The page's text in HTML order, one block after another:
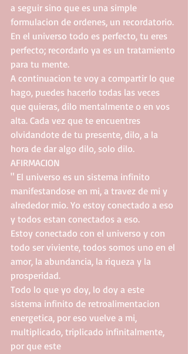
a seguir sino que es una simple
formulacion de ordenes, un recordatorio.
En el universo todo es perfecto, tu eres
perfecto; recordarlo ya es un tratamiento
para tu mente.
A continuacion te voy a compartir lo que
hago, puedes hacerlo todas las veces
que quieras, dilo mentalmente o en vos
alta. Cada vez que te encuentres
olvidandote de tu presente, dilo, a la
hora de dar algo dilo, solo dilo.
AFIRMACION
" El universo es un sistema infinito
manifestandose en mi, a travez de mi y
alrededor mio. Yo estoy conectado a eso
y todos estan conectados a eso.
Estoy conectado con el universo y con
todo ser viviente, todos somos uno en el
amor, la abundancia, la riqueza y la
prosperidad.
Todo lo que yo doy, lo doy a este
sistema infinito de retroalimentacion
energetica, por eso vuelve a mi,
multiplicado, triplicado infinitalmente,
por que este